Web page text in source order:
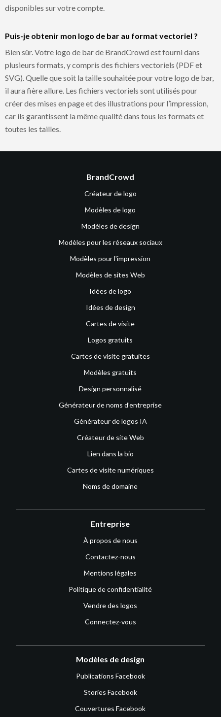
disponibles sur votre compte.
Puis-je obtenir mon logo de bar au format vectoriel ?
Bien sûr. Votre logo de bar de BrandCrowd est fourni dans
plusieurs formats, y compris des fichiers vectoriels (PDF et
SVG). Quelle que soit la taille souhaitée pour votre logo de bar,
il aura fière allure. Les fichiers vectoriels sont utilisés pour
créer des mises en page et des illustrations pour l’impression,
car ils garantissent la même qualité dans tous les formats et
toutes les tailles.
BrandCrowd
Créateur de logo
Modèles de logo
Modèles de design
Modèles pour les réseaux sociaux
Modèles pour l'impression
Modèles de sites Web
Idées de logo
Idées de design
Cartes de visite
Logos gratuits
Cartes de visite gratuites
Modèles gratuits
Design personnalisé
Générateur de noms d’entreprise
Générateur de logos IA
Créateur de site Web
Lien dans la bio
Cartes de visite numériques
Noms de domaine
Entreprise
À propos de nous
Contactez-nous
Mentions légales
Politique de confidentialité
Vendre des logos
Connectez-vous
Modèles de design
Publications Facebook
Stories Facebook
Couvertures Facebook